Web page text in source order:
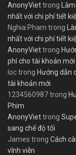
AnonyViettrong
nhất với chi phí tiết
Nghia Pham trong
nhất với chi phí tiết
AnonyViettrong
phí cho tài khoản mới
loctrong Hướng dẫn
tài khoản mới
1234560987trong
Phim
AnonyViettrong
sang chế độ tối
James trong Cách
vĩnh viễn